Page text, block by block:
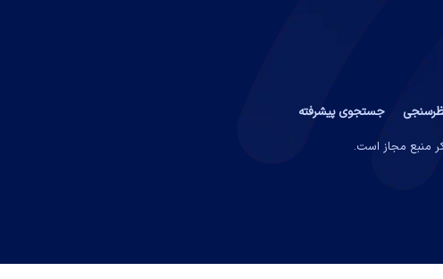
جستجوی پیشرفته
منبع مجاز است.